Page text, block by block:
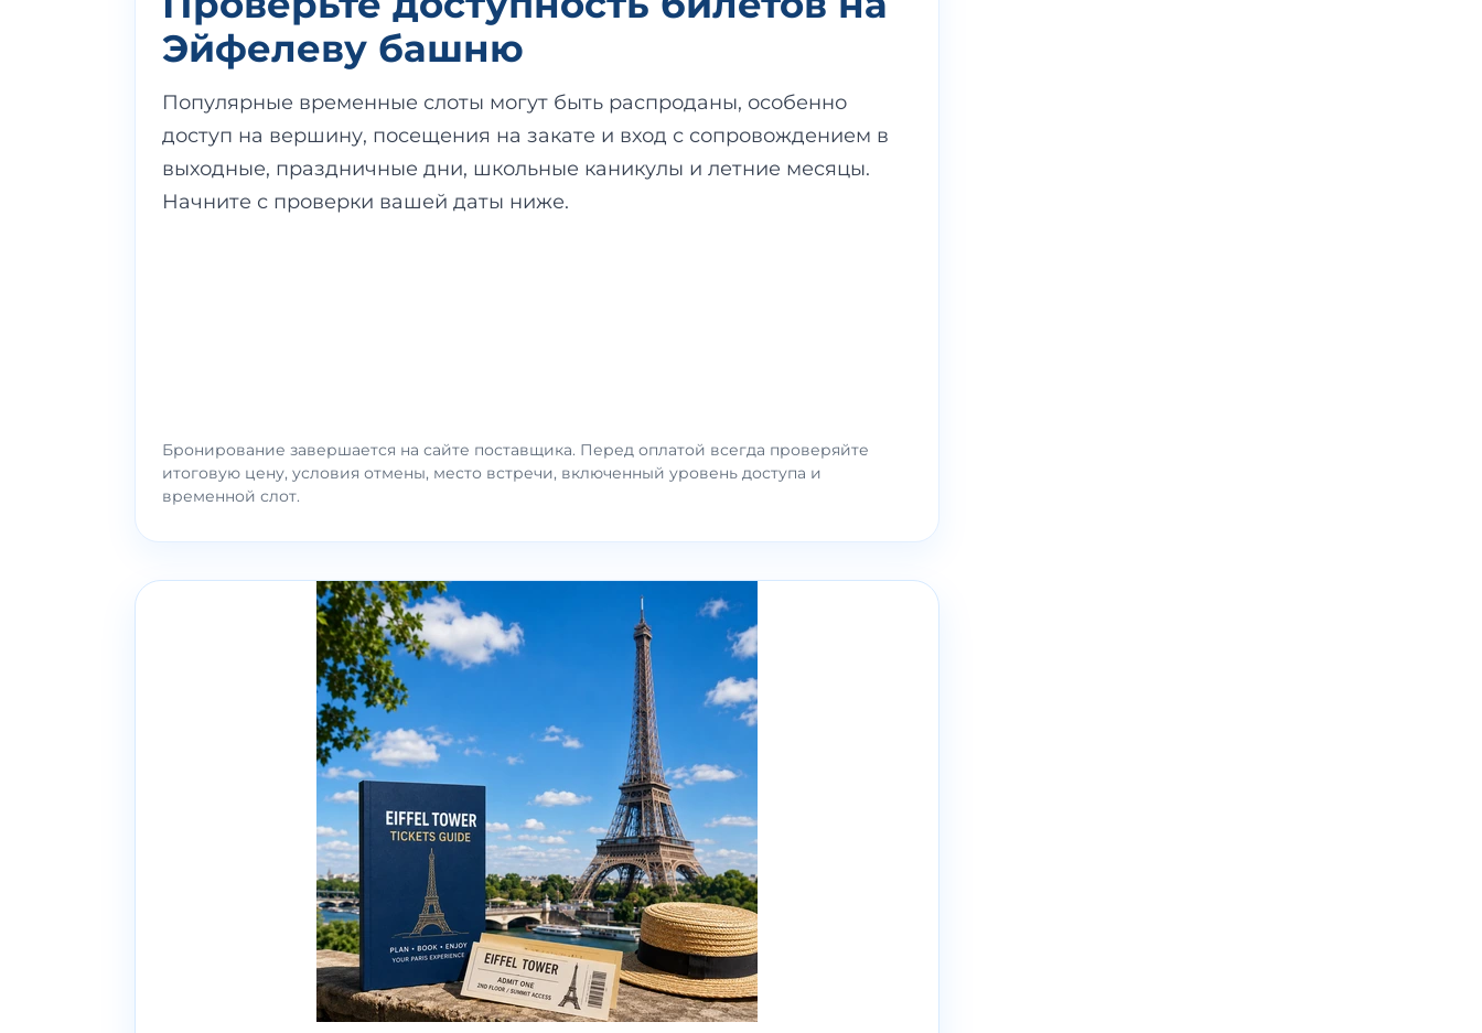
Эйфелеву башню
Популярные временные слоты могут быть распроданы, особенно
доступ на вершину, посещения на закате и вход с сопровождением в
выходные, праздничные дни, школьные каникулы и летние месяцы.
Начните с проверки вашей даты ниже.
Бронирование завершается на сайте поставщика. Перед оплатой всегда проверяйте
итоговую цену, условия отмены, место встречи, включенный уровень доступа и
временной слот.